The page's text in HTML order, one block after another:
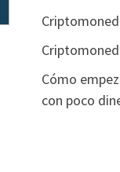
Cómo
con poco